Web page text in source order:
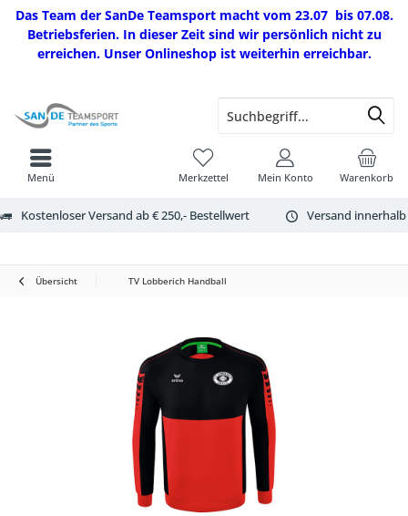
Das Team der SanDe Teamsport macht vom 23.07 bis 07.08.
Betriebsferien. In dieser Zeit sind wir persönlich nicht zu
erreichen. Unser Onlineshop ist weiterhin erreichbar.
Kostenloser Versand ab € 250,- Bestellwert Versand
Warenkorb
Merkzettel Mein Konto
Menü
Übersicht TV Lobberich Handball